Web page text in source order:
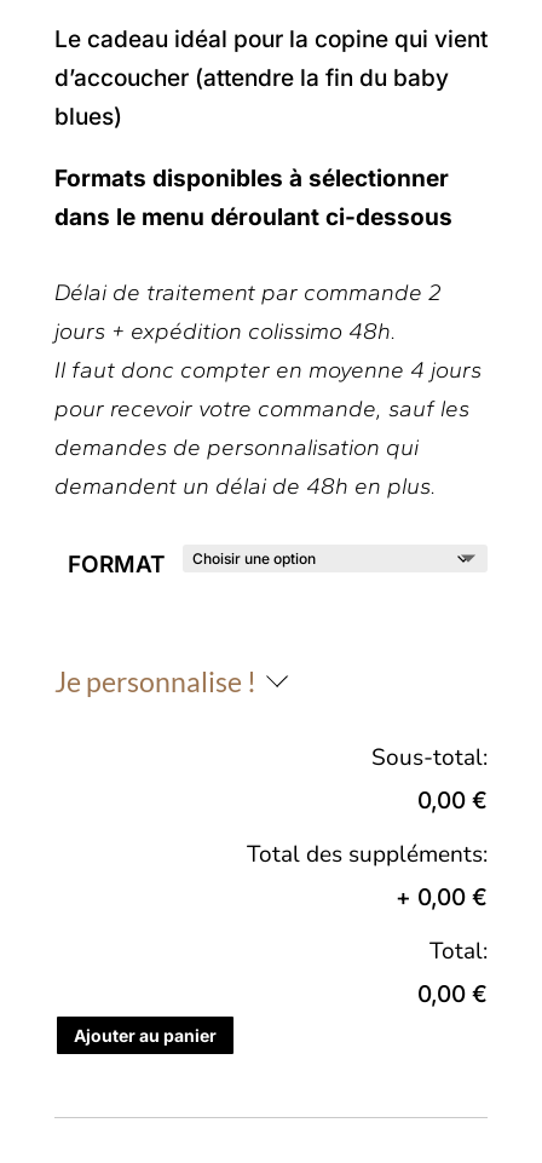
Le cadeau idéal pour la copine qui vient
d’accoucher (attendre la fin du baby
blues)
Formats disponibles à sélectionner
dans le menu déroulant ci-dessous
Délai de traitement par commande 2
jours + expédition colissimo 48h.
Il faut donc compter en moyenne 4 jours
pour recevoir votre commande, sauf les
demandes de personnalisation qui
demandent un délai de 48h en plus.
FORMAT
Je personnalise !
Sous-total:
0,00 €
Total des suppléments:
+ 0,00 €
Total:
0,00 €
Ajouter au panier